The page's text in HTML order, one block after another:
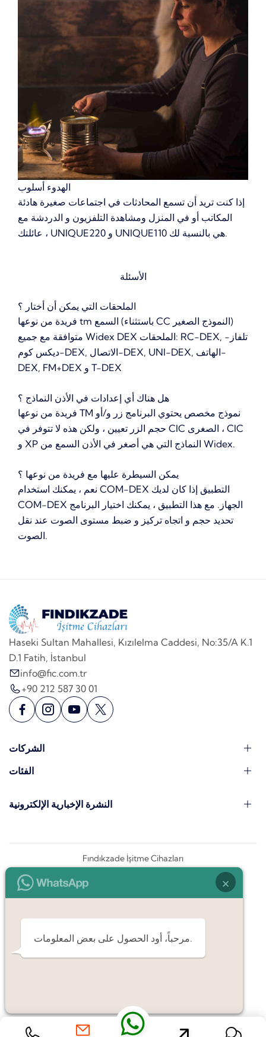
الهدوء أسلوب
إذا كنت تريد أن تسمع المحادثات في اجتماعات صغيرة هادئة
المكاتب أو في المنزل ومشاهدة التلفزيون و الدردشة مع
عائلتك ، UNIQUE220 و UNIQUE110 هي بالنسبة لك.
الأسئلة
الملحقات التي يمكن أن أختار ؟
فريدة من نوعها tm السمع (باستثناء CC النموذج الصغير)
متوافقة مع جميع Widex DEX الملحقات: RC-DEX, تلفاز-
ديكس كوم-DEX, الاتصال-DEX, UNI-DEX, الهاتف-
DEX, FM+DEX و T-DEX
هل هناك أي إعدادات في الأذن النماذج ؟
فريدة من نوعها TM نموذج مخصص يحتوي البرنامج زر و/أو
حجم الزر تعيين ، ولكن هذه لا تتوفر في CIC الصغرى ، CIC
و XP النماذج التي هي أصغر في الأذن السمع من Widex.
يمكن السيطرة عليها مع فريدة من نوعها ؟
نعم ، يمكنك استخدام COM-DEX التطبيق إذا كان لديك
COM-DEX الجهاز. مع هذا التطبيق ، يمكنك اختيار البرنامج
تحديد حجم و اتجاه تركيز و ضبط مستوى الصوت عند نقل
الصوت.
Haseki Sultan Mahallesi, Kızılelma Caddesi, No:35/A K.1
D.1 Fatih, İstanbul
info@fic.com.tr
+90 212 587 30 01
الشركات
الفئات
النشرة الإخبارية الإلكترونية
Fındıkzade İşitme Cihazları
×
مرحباً، أود الحصول على بعض المعلومات.